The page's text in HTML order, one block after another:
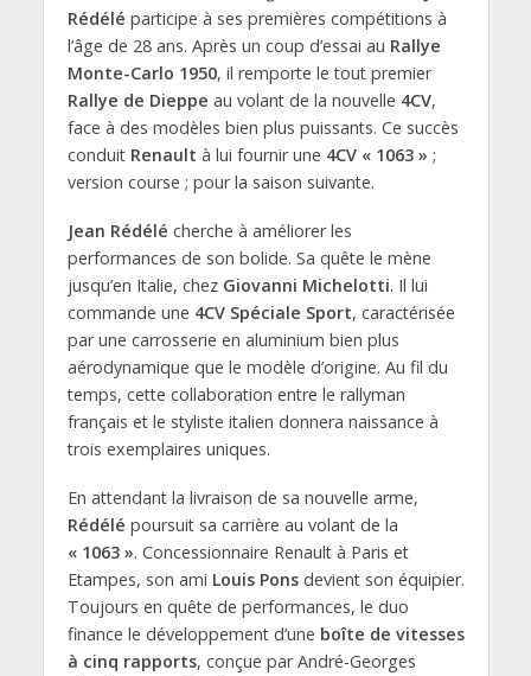
Rédélé participe à ses premières compétitions à
l’âge de 28 ans. Après un coup d’essai au Rallye
Monte-Carlo 1950, il remporte le tout premier
Rallye de Dieppe au volant de la nouvelle 4CV,
face à des modèles bien plus puissants. Ce succès
conduit Renault à lui fournir une 4CV « 1063 » ;
version course ; pour la saison suivante.
Jean Rédélé cherche à améliorer les
performances de son bolide. Sa quête le mène
jusqu’en Italie, chez Giovanni Michelotti. Il lui
commande une 4CV Spéciale Sport, caractérisée
par une carrosserie en aluminium bien plus
aérodynamique que le modèle d’origine. Au fil du
temps, cette collaboration entre le rallyman
français et le styliste italien donnera naissance à
trois exemplaires uniques.
En attendant la livraison de sa nouvelle arme,
Rédélé poursuit sa carrière au volant de la
« 1063 ». Concessionnaire Renault à Paris et
Etampes, son ami Louis Ponsdevient son équipier.
Toujours en quête de performances, le duo
finance le développement d’une boîte de vitesses
à cinq rapports, conçue par André-Georges